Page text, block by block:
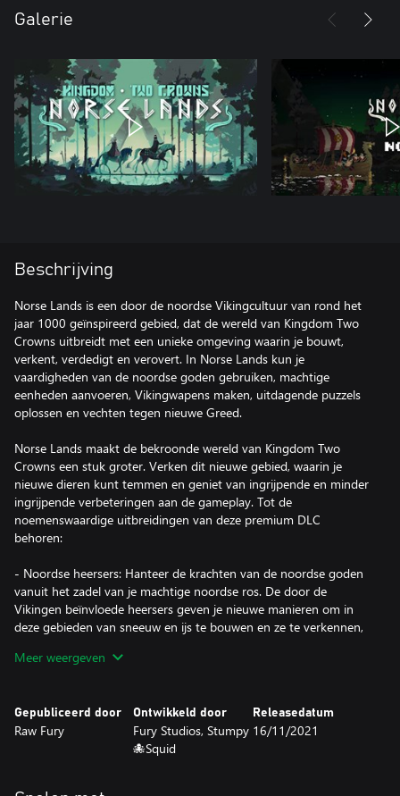
Galerie
Beschrijving
Norse Lands is een door de noordse Vikingcultuur van rond het
jaar 1000 geïnspireerd gebied, dat de wereld van Kingdom Two
Crowns uitbreidt met een unieke omgeving waarin je bouwt,
verkent, verdedigt en verovert. In Norse Lands kun je
vaardigheden van de noordse goden gebruiken, machtige
eenheden aanvoeren, Vikingwapens maken, uitdagende puzzels
oplossen en vechten tegen nieuwe Greed.
Norse Lands maakt de bekroonde wereld van Kingdom Two
Crowns een stuk groter. Verken dit nieuwe gebied, waarin je
nieuwe dieren kunt temmen en geniet van ingrijpende en minder
ingrijpende verbeteringen aan de gameplay. Tot de
noemenswaardige uitbreidingen van deze premium DLC
behoren:
- Noordse heersers: Hanteer de krachten van de noordse goden
vanuit het zadel van je machtige noordse ros. De door de
Vikingen beïnvloede heersers geven je nieuwe manieren om in
deze gebieden van sneeuw en ijs te bouwen en ze te verkennen,
- Noordse taken: Met de krachtige Berserker – een exceptionele
de Greed te verslaan, koste wat kost.
- Iedereen verdedigt: De inwoners van de Norse Lands doen de
noordse krijgscultuur eer aan door het rijk te verdedigen tegen
Archer of Builder bent, je moet je land verdedigen want anders
Meer weergeven
Gepubliceerd door
Raw Fury
Ontwikkeld door
Fury Studios, Stumpy
🐙Squid
Releasedatum
16/11/2021